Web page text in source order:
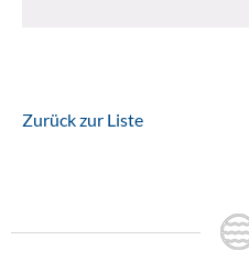
Zurück zur Liste